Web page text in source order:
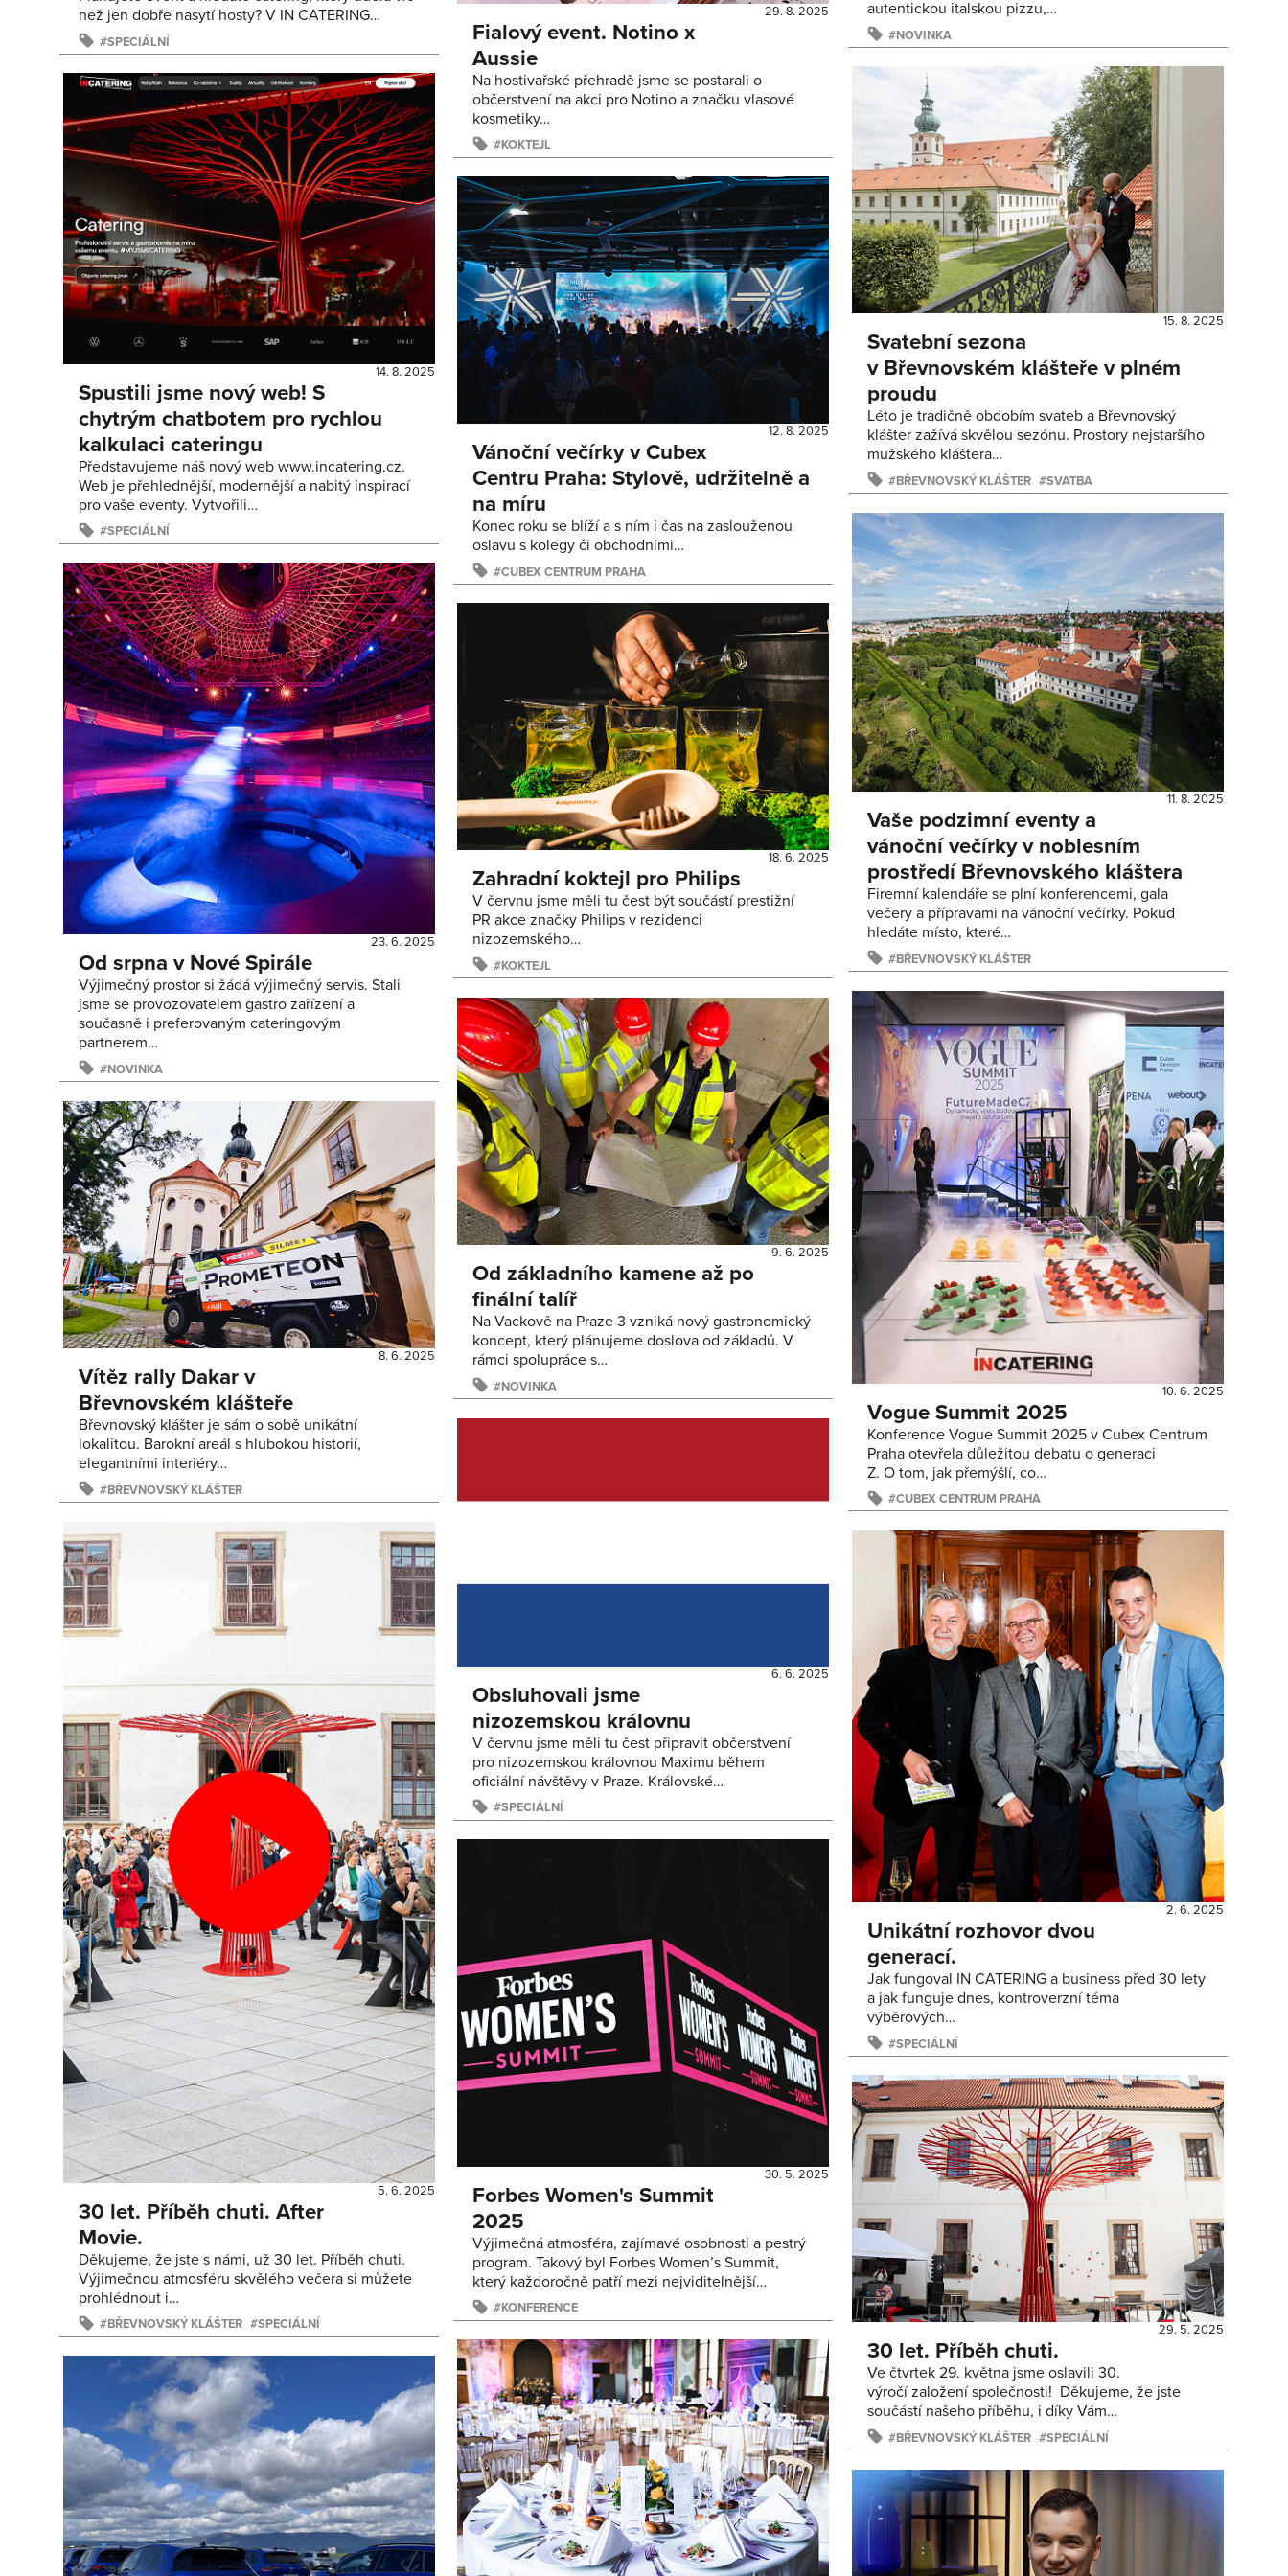
než jen dobře nasytí hosty? V IN CATERING…
SPECIÁLNÍ
29. 8. 2025
Fialový event. Notino x
Aussie
Na hostivařské přehradě jsme se postarali o
občerstvení na akci pro Notino a značku vlasové
kosmetiky…
KOKTEJL
autentickou italskou pizzu,…
NOVINKA
15. 8. 2025
Svatební sezona
v Břevnovském klášteře v plném
proudu
Léto je tradičně obdobím svateb a Břevnovský
klášter zažívá skvělou sezónu. Prostory nejstaršího
mužského kláštera…
BŘEVNOVSKÝ KLÁŠTER SVATBA
14. 8. 2025
Spustili jsme nový web! S
chytrým chatbotem pro rychlou
kalkulaci cateringu
Představujeme náš nový web www.incatering.cz.
Web je přehlednější, modernější a nabitý inspirací
pro vaše eventy. Vytvořili…
SPECIÁLNÍ
12. 8. 2025
Vánoční večírky v Cubex
Centru Praha: Stylově, udržitelně a
na míru
Konec roku se blíží a s ním i čas na zaslouženou
oslavu s kolegy či obchodními…
CUBEX CENTRUM PRAHA
11. 8. 2025
Vaše podzimní eventy a
vánoční večírky v noblesním
prostředí Břevnovského kláštera
Firemní kalendáře se plní konferencemi, gala
večery a přípravami na vánoční večírky. Pokud
hledáte místo, které…
BŘEVNOVSKÝ KLÁŠTER
23. 6. 2025
Od srpna v Nové Spirále
Výjimečný prostor si žádá výjimečný servis. Stali
jsme se provozovatelem gastro zařízení a
současně i preferovaným cateringovým
partnerem…
NOVINKA
18. 6. 2025
Zahradní koktejl pro Philips
V červnu jsme měli tu čest být součástí prestižní
PR akce značky Philips v rezidenci
nizozemského…
KOKTEJL
10. 6. 2025
Vogue Summit 2025
Konference Vogue Summit 2025 v Cubex Centrum
Praha otevřela důležitou debatu o generaci
Z. O tom, jak přemýšlí, co…
CUBEX CENTRUM PRAHA
9. 6. 2025
Od základního kamene až po
finální talíř
Na Vackově na Praze 3 vzniká nový gastronomický
koncept, který plánujeme doslova od základů. V
rámci spolupráce s…
NOVINKA
8. 6. 2025
Vítěz rally Dakar v
Břevnovském klášteře
Břevnovský klášter je sám o sobě unikátní
lokalitou. Barokní areál s hlubokou historií,
elegantními interiéry…
BŘEVNOVSKÝ KLÁŠTER
6. 6. 2025
Obsluhovali jsme
nizozemskou královnu
V červnu jsme měli tu čest připravit občerstvení
pro nizozemskou královnou Maximu během
oficiální návštěvy v Praze. Královské…
SPECIÁLNÍ
5. 6. 2025
30 let. Příběh chuti. After
Movie.
Děkujeme, že jste s námi, už 30 let. Příběh chuti.
Výjimečnou atmosféru skvělého večera si můžete
prohlédnout i…
BŘEVNOVSKÝ KLÁŠTER SPECIÁLNÍ
2. 6. 2025
Unikátní rozhovor dvou
generací.
Jak fungoval IN CATERING a business před 30 lety
a jak funguje dnes, kontroverzní téma
výběrových…
SPECIÁLNÍ
30. 5. 2025
Forbes Women's Summit
2025
Výjimečná atmosféra, zajímavé osobnosti a pestrý
program. Takový byl Forbes Women’s Summit,
který každoročně patří mezi nejviditelnější…
KONFERENCE
29. 5. 2025
30 let. Příběh chuti.
Ve čtvrtek 29. května jsme oslavili 30.
výročí založení společnosti! Děkujeme, že jste
součástí našeho příběhu, i díky Vám…
BŘEVNOVSKÝ KLÁŠTER SPECIÁLNÍ